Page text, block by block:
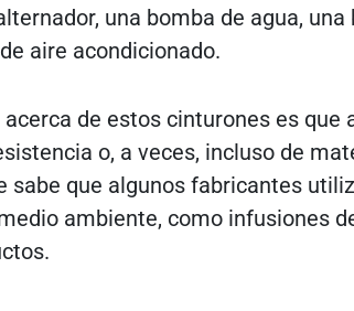
una bomba de agua,
aire acondicionado.
de estos cinturones es que
o, a veces, incluso de
sabe que algunos fabricantes
ambiente, como infusiones